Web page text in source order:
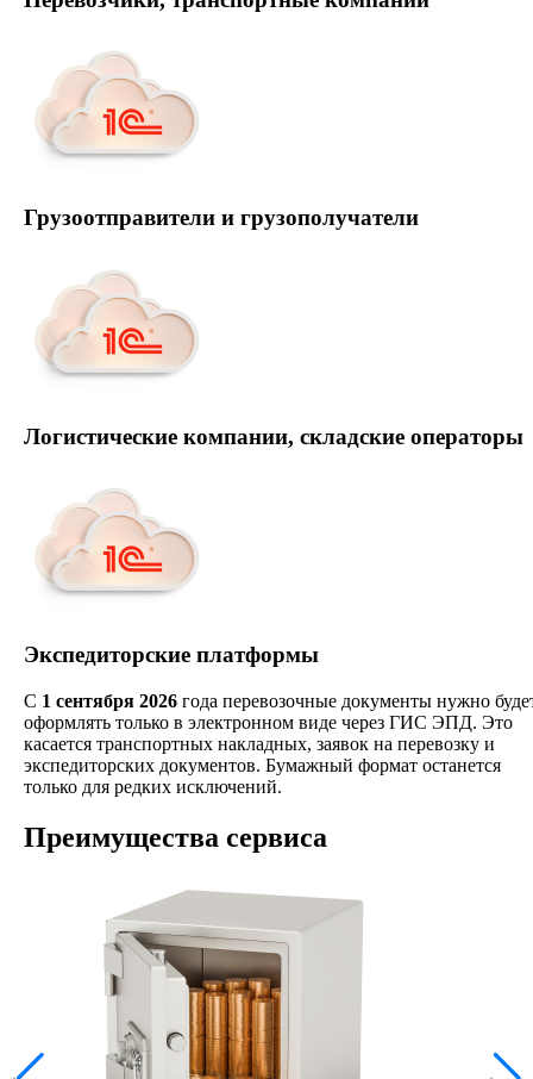
Грузоотправители и грузополучатели
Логистические компании, складские операторы
Экспедиторские платформы
С 1 сентября 2026 года перевозочные документы нужно
оформлять только в электронном виде через ГИС ЭПД. Это
касается транспортных накладных, заявок на перевозку и
экспедиторских документов. Бумажный формат останется
только для редких исключений.
Преимущества сервиса